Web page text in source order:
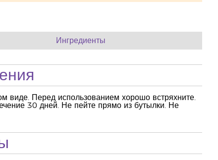
Ингредиенты
виде. Перед использованием хорошо встряхните.
30 дней. Не пейте прямо из бутылки. Не